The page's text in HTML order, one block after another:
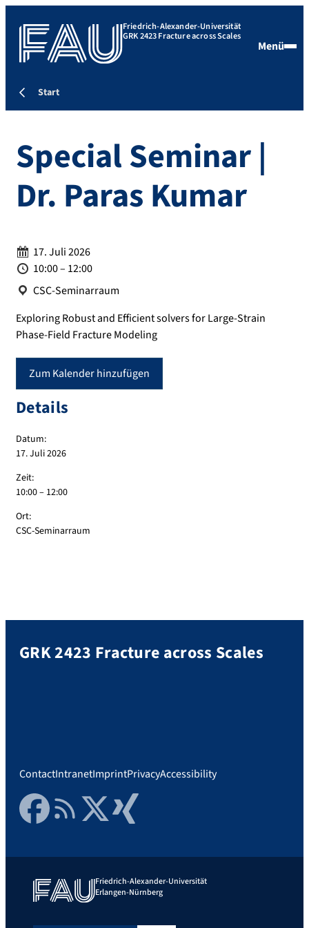
Friedrich-Alexander-Universität
GRK 2423 Fracture across Scales
Menü
Start
Special Seminar |
Dr. Paras Kumar
Datum:
17. Juli 2026
Zeit:
10:00 – 12:00
Ort:
CSC-Seminarraum
Exploring Robust and Efficient solvers for Large-Strain
Phase-Field Fracture Modeling
Zum Kalender hinzufügen
Details
Datum:
17. Juli 2026
Zeit:
10:00 – 12:00
Ort:
CSC-Seminarraum
GRK 2423 Fracture across Scales
ContactIntranetImprintPrivacyAccessibility
FacebookRSS FeedTwitter Xing
Friedrich-Alexander-Universität
Erlangen-Nürnberg